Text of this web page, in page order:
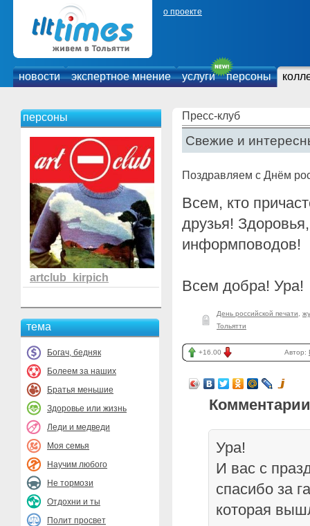
о проекте
новости экспертное мнение услуги персоны
персоны
artclub_kirpich
тема
Богач, бедняк
Болеем за наших
Братья меньшие
Здоровье или жизнь
Леди и медведи
Моя семья
Научим любого
Не тормози
Отдохни и ты
Полит просвет
Пресс-клуб
Свежие и
Поздравляем с Днём
Всем, кто
друзья!
информповодов!
Всем добра! Ура!
День российской печати
Тольятти
+16.00 Автор:
Ура!
И вас с
спасибо за
которая